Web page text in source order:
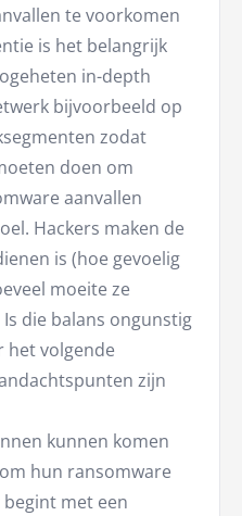
te voorkomen
is het belangrijk
in-depth
bijvoorbeeld op
zodat
doen om
aanvallen
Hackers maken de
is (hoe gevoelig
moeite ze
die balans ongunstig
het volgende
zijn
kunnen komen
hun ransomware
met een